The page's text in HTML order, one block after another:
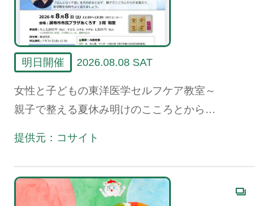
明日開催 2026.08.08 SAT
女性と子どもの東洋医学セルフケア教室～
親子で整える夏休み明けのこころとからだ
提供元：コサイト